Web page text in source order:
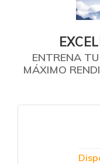
ENTRENA
MÁXIMO